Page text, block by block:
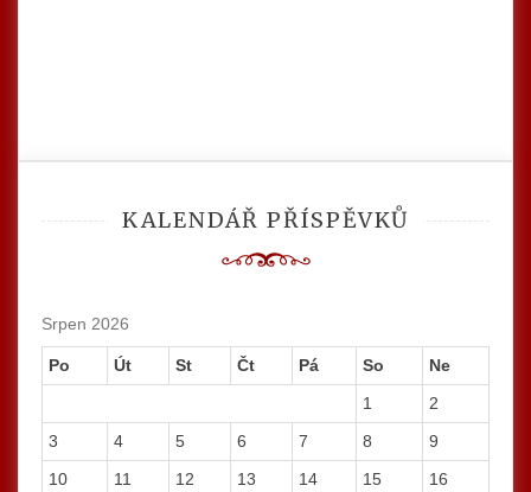
KALENDÁŘ PŘÍSPĚVKŮ
Srpen 2026
Po Út St Čt Pá So Ne
1
2
3
4 5 6 7 8
9
10
11 12 13 14 15
16